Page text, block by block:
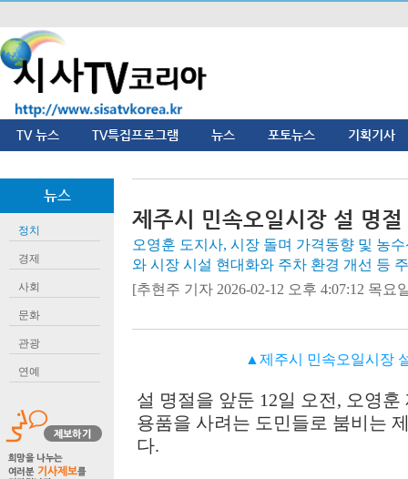
TV 뉴스 TV특집프로그램 뉴스 포토뉴스 기획기사
뉴스
정치
경제
사회
문화
관광
연예
제주시 민속오일시장 설 명
오영훈 도지사, 시장 돌며 가격동향 및 농
와 시장 시설 현대화와 주차 환경 개선 등
[추현주 기자 2026-02-12 오후 4:07:12 목요
▲제주시 민속오일시장
설 명절을 앞둔 12일 오전, 오영훈
용품을 사려는 도민들로 붐비는
다.